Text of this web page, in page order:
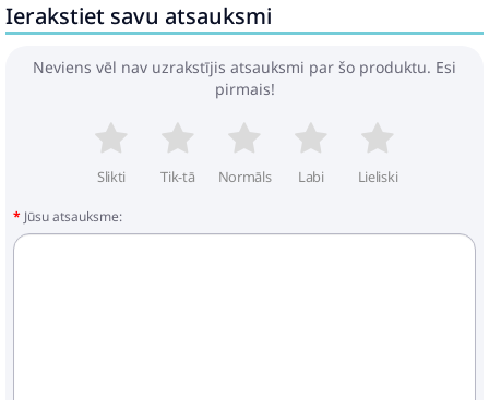
Sēdekļa augstums no zemes: 37 cm
Stūra dīvāns ar akācijas koka roku balstu:
Krāsa: melna
Materiāls: PE (polietilēna) rotangpalma,
pulverkrāsots tērauds, akācijas masīvkoks ar
eļļas pārklājumu
Izmēri: 62 x 62 x 69 cm (platums, dziļums,
augstums)
Sēdekļa izmēri: 55 x 55 cm (platums, dziļums)
Sēdekļa augstums no zemes: 37 cm
Roku balstu augstums no zemes: 55 cm
Ierakstiet savu atsauksmi
Neviens vēl nav uzrakstījis atsauksmi par šo produktu. Esi
pirmais!
Slikti Tik-tā Normāls Labi Lieliski
Jūsu atsauksme: